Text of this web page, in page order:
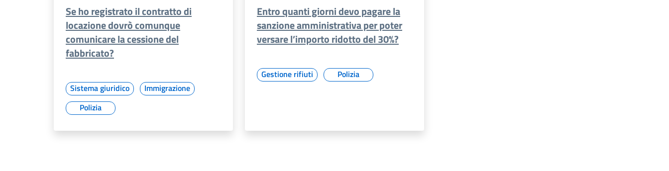
Se ho registrato il contratto di
locazione dovrò comunque
comunicare la cessione del
fabbricato?
Sistema giuridico
Immigrazione
Polizia
Entro quanti giorni devo pagare la
sanzione amministrativa per poter
versare l’importo ridotto del 30%?
Gestione rifiuti Polizia